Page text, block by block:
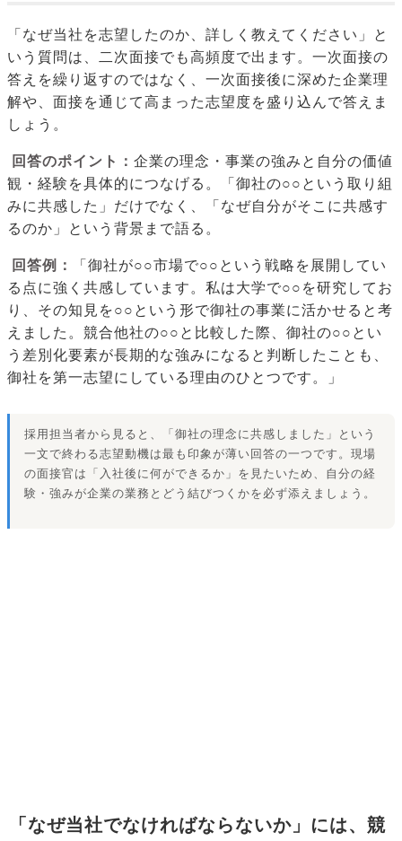
「なぜ当社を志望したのか、詳しく教えてください」と
いう質問は、二次面接でも高頻度で出ます。一次面接の
答えを繰り返すのではなく、一次面接後に深めた企業理
解や、面接を通じて高まった志望度を盛り込んで答えま
しょう。
回答のポイント： 企業の理念・事業の強みと自分の価値
観・経験を具体的につなげる。「御社の○○という取り組
みに共感した」だけでなく、「なぜ自分がそこに共感す
るのか」という背景まで語る。
回答例：
「御社が○○市場で○○という戦略を展開してい
る点に強く共感しています。私は大学で○○を研究してお
り、その知見を○○という形で御社の事業に活かせると考
えました。競合他社の○○と比較した際、御社の○○とい
う差別化要素が長期的な強みになると判断したことも、
御社を第一志望にしている理由のひとつです。」
採用担当者から見ると、「御社の理念に共感しました」という
一文で終わる志望動機は最も印象が薄い回答の一つです。現場
の面接官は「入社後に何ができるか」を見たいため、自分の経
験・強みが企業の業務とどう結びつくかを必ず添えましょう。
「なぜ当社でなければならないか」には、競